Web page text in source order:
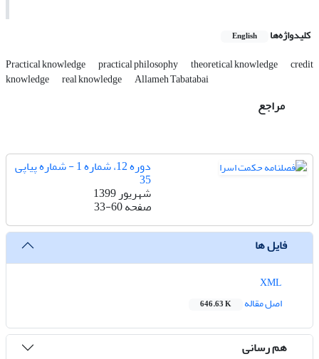
کلیدواژه‌ها English
Practical knowledge practical philosophy theoretical knowledge credit
knowledge real knowledge Allameh Tabatabai
مراجع
دوره 12، شماره 1 - شماره پیاپی
35
شهریور 1399
صفحه33-60
فایل ها
اصل مقاله
646.63 K
هم رسانی